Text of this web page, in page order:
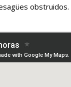
obstruidos.